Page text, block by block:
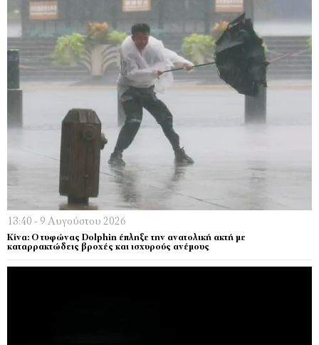
13:40 - 9 Αυγούστου 2026
Κίνα: Ο τυφώνας Dolphin έπληξε την ανατολική ακτή με
καταρρακτώδεις βροχές και ισχυρούς ανέμους